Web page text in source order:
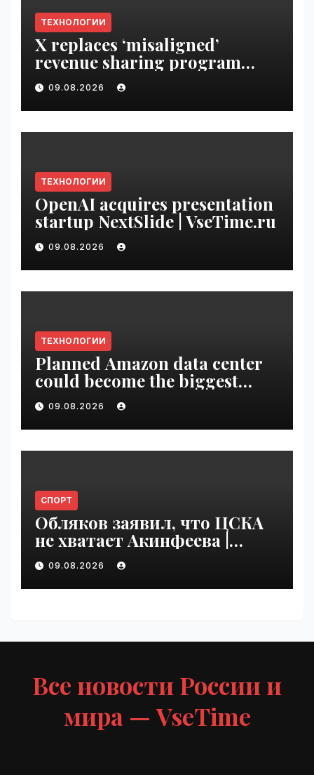
ТЕХНОЛОГИИ
X replaces ‘misaligned’
revenue sharing program
with Original Content
Rewards | VseTime.ru
09.08.2026
ТЕХНОЛОГИИ
OpenAI acquires presentation
startup NextSlide | VseTime.ru
09.08.2026
ТЕХНОЛОГИИ
Planned Amazon data center
could become the biggest
climate polluter in the U.S. |
VseTime.ru
09.08.2026
СПОРТ
Обляков заявил, что ЦСКА
не хватает Акинфеева |
VseTime.ru
09.08.2026
Все новости России и
мира — VseTime